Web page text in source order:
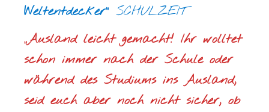
Weltentdecker“ SCHULZEIT
„Ausland leicht gemacht! Ihr wolltet
schon immer nach der Schule oder
während des Studiums ins Ausland,
seid euch aber noch nicht sicher, ob